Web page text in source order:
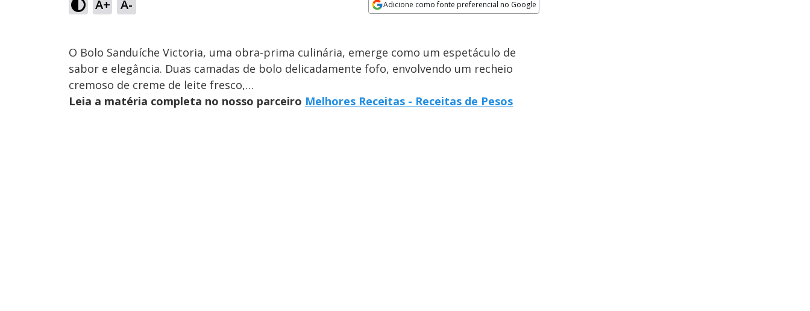
A+ A- Adicione como fonte preferencial no Google
O Bolo Sanduíche Victoria, uma obra-prima culinária, emerge como um espetáculo de
sabor e elegância. Duas camadas de bolo delicadamente fofo, envolvendo um recheio
cremoso de creme de leite fresco,…
Leia a matéria completa no nosso parceiro Melhores Receitas - Receitas de Pesos